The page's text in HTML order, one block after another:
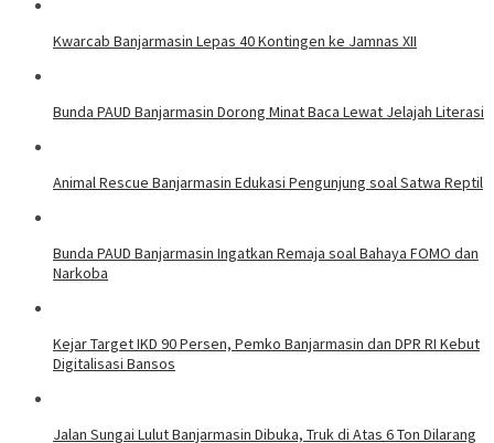
Kwarcab Banjarmasin Lepas 40 Kontingen ke Jamnas XII
Bunda PAUD Banjarmasin Dorong Minat Baca Lewat Jelajah Literasi
Animal Rescue Banjarmasin Edukasi Pengunjung soal Satwa Reptil
Bunda PAUD Banjarmasin Ingatkan Remaja soal Bahaya FOMO dan
Narkoba
Kejar Target IKD 90 Persen, Pemko Banjarmasin dan DPR RI Kebut
Digitalisasi Bansos
Jalan Sungai Lulut Banjarmasin Dibuka, Truk di Atas 6 Ton Dilarang